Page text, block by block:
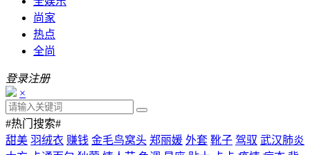
尚家
热点
全尚
登录注册
×
#热门搜索#
甜美 羽绒衣 赚钱 金毛鸟窝头 郑丽媛 外套 靴子 驾驭 武汉肺炎